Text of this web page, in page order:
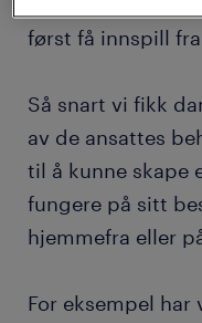
først få innspill
Så snart vi fikk
av de ansattes
til å kunne skape
fungere på sitt
hjemmefra eller
For eksempel